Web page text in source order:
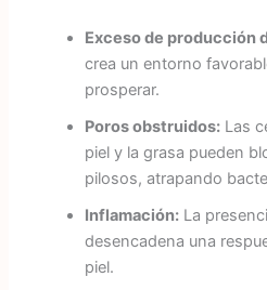
Exceso de producción
crea un entorno
prosperar.
Poros obstruidos:Las
piel y la grasa pueden
pilosos, atrapando
Inflamación:La
desencadena una
piel.